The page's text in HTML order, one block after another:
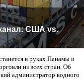
США vs.
в руках Панамы и
из всех стран. Об
администратор водного